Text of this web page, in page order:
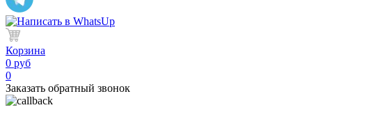
Корзина
0 руб
0
Заказать обратный звонок